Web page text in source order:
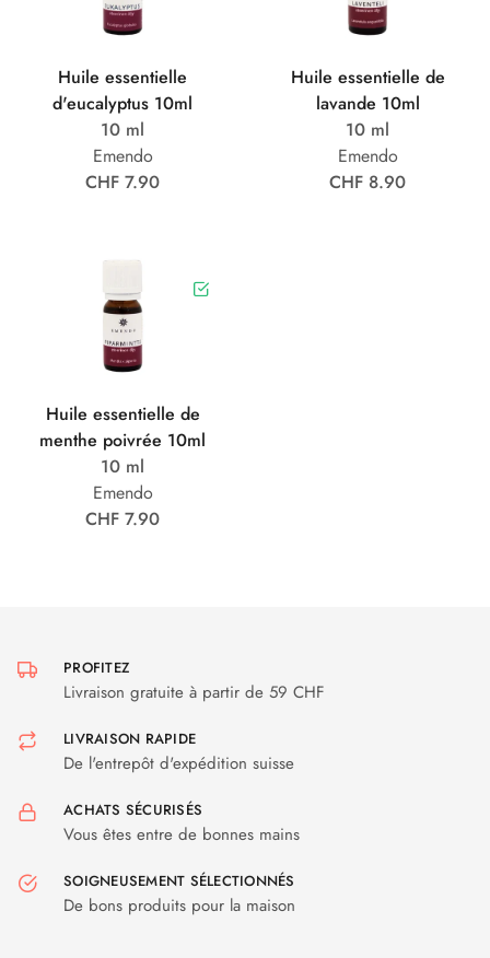
Huile essentielle
d'eucalyptus 10ml
10 ml
Emendo
CHF 7.90
Huile essentielle de
lavande 10ml
10 ml
Emendo
CHF 8.90
Huile essentielle de
menthe poivrée 10ml
10 ml
Emendo
CHF 7.90
PROFITEZ
Livraison gratuite à partir de 59 CHF
LIVRAISON RAPIDE
De l'entrepôt d'expédition suisse
ACHATS SÉCURISÉS
Vous êtes entre de bonnes mains
SOIGNEUSEMENT SÉLECTIONNÉS
De bons produits pour la maison